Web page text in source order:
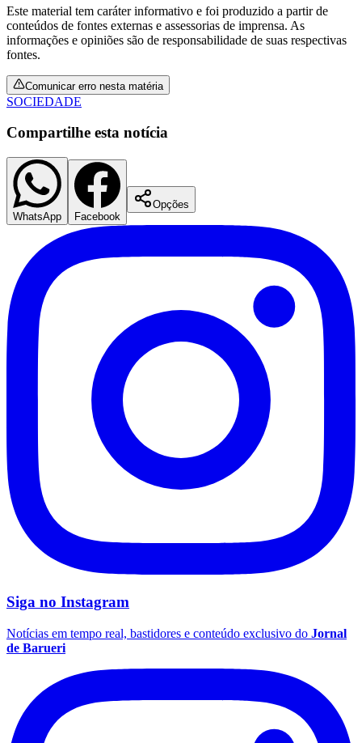
Corinthians
Palmeiras
Este material tem caráter informativo e foi produzido a partir de
conteúdos de fontes externas e assessorias de imprensa. As
informações e opiniões são de responsabilidade de suas respectivas
fontes.
Comunicar erro nesta matéria
SOCIEDADE
Compartilhe esta notícia
WhatsApp Facebook
Opções
Siga no Instagram
Notícias em tempo real, bastidores e conteúdo exclusivo do Jornal
de Barueri